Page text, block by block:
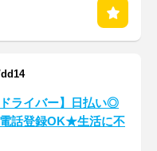
ドライバー】日払い◎
話登録OK★生活に不